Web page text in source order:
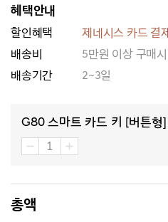
혜택안내
할인혜택
제네시스 카드 결
배송비
5만원 이상 구매
배송기간
2~3일
G80 스마트 카드 키 [버튼형]
총액